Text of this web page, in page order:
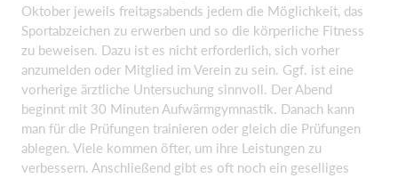
Oktober jeweils freitagsabends jedem die Möglichkeit, das
Sportabzeichen zu erwerben und so die körperliche Fitness
zu beweisen. Dazu ist es nicht erforderlich, sich vorher
anzumelden oder Mitglied im Verein zu sein. Ggf. ist eine
vorherige ärztliche Untersuchung sinnvoll. Der Abend
beginnt mit 30 Minuten Aufwärmgymnastik. Danach kann
man für die Prüfungen trainieren oder gleich die Prüfungen
ablegen. Viele kommen öfter, um ihre Leistungen zu
verbessern. Anschließend gibt es oft noch ein geselliges